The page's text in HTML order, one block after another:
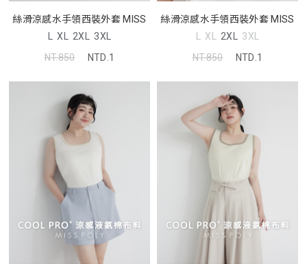
絲滑涼感水手領西裝外套 MISS
L XL 2XL 3XL
NT.850
NTD.1
絲滑涼感水手領西裝外套 MISS
L XL 2XL 3XL
NT.850
NTD.1